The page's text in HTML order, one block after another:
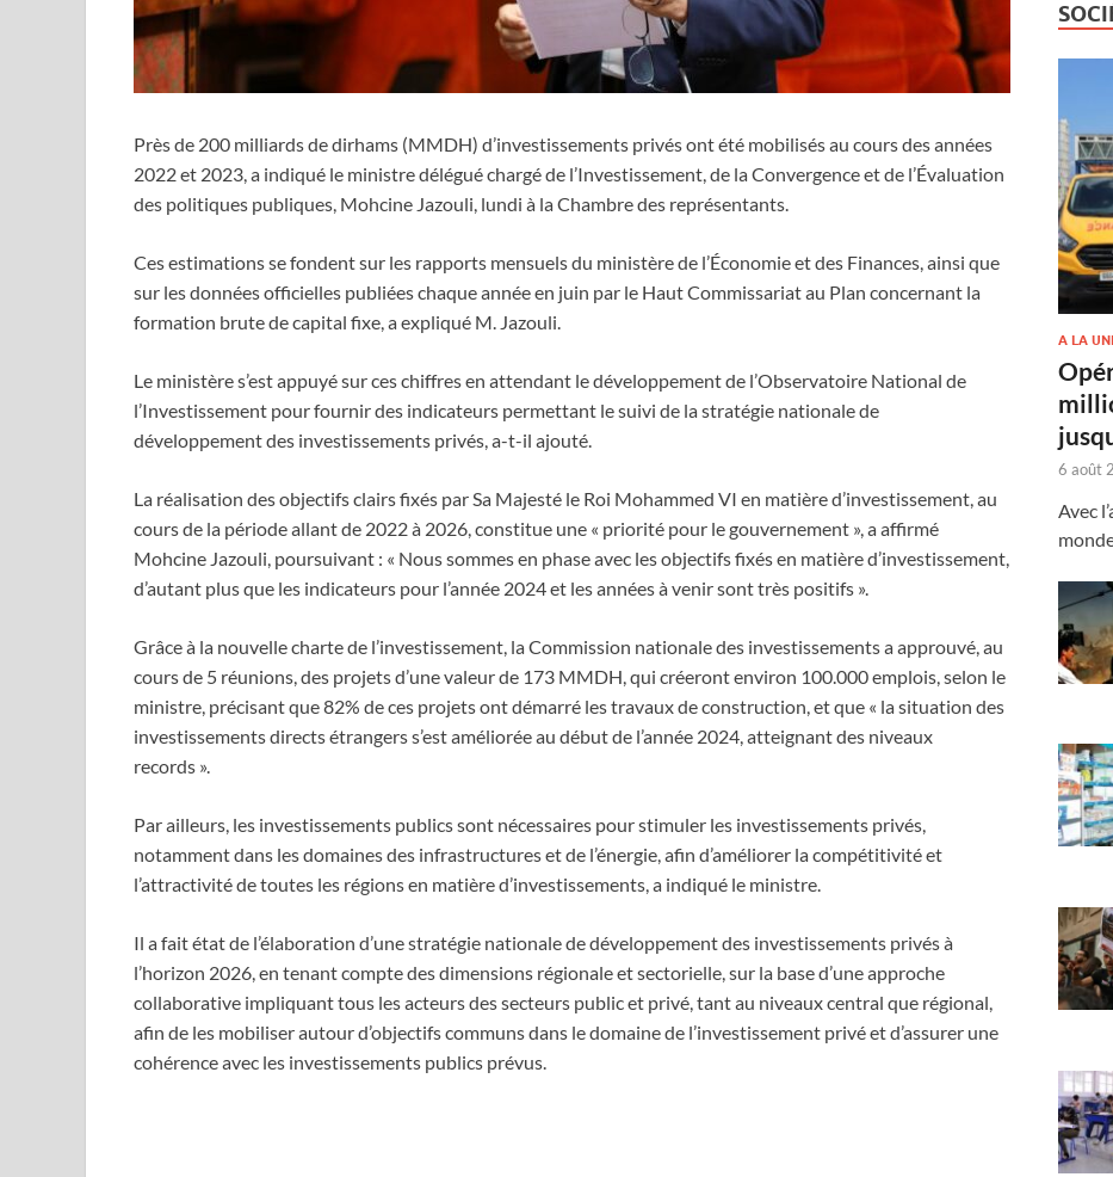
Près de 200 milliards de dirhams (MMDH) d’investissements privés ont été mobilisés au cours des années
2022 et 2023, a indiqué le ministre délégué chargé de l’Investissement, de la Convergence et de l’Évaluation
des politiques publiques, Mohcine Jazouli, lundi à la Chambre des représentants.
Ces estimations se fondent sur les rapports mensuels du ministère de l’Économie et des Finances, ainsi que
sur les données officielles publiées chaque année en juin par le Haut Commissariat au Plan concernant la
formation brute de capital fixe, a expliqué M. Jazouli.
Le ministère s’est appuyé sur ces chiffres en attendant le développement de l’Observatoire National de
l’Investissement pour fournir des indicateurs permettant le suivi de la stratégie nationale de
développement des investissements privés, a-t-il ajouté.
La réalisation des objectifs clairs fixés par Sa Majesté le Roi Mohammed VI en matière d’investissement, au
cours de la période allant de 2022 à 2026, constitue une « priorité pour le gouvernement », a affirmé
Mohcine Jazouli, poursuivant : « Nous sommes en phase avec les objectifs fixés en matière d’investissement,
d’autant plus que les indicateurs pour l’année 2024 et les années à venir sont très positifs ».
Grâce à la nouvelle charte de l’investissement, la Commission nationale des investissements a approuvé, au
cours de 5 réunions, des projets d’une valeur de 173 MMDH, qui créeront environ 100.000 emplois, selon le
ministre, précisant que 82% de ces projets ont démarré les travaux de construction, et que « la situation des
investissements directs étrangers s’est améliorée au début de l’année 2024, atteignant des niveaux
records ».
Par ailleurs, les investissements publics sont nécessaires pour stimuler les investissements privés,
notamment dans les domaines des infrastructures et de l’énergie, afin d’améliorer la compétitivité et
l’attractivité de toutes les régions en matière d’investissements, a indiqué le ministre.
Il a fait état de l’élaboration d’une stratégie nationale de développement des investissements privés à
l’horizon 2026, en tenant compte des dimensions régionale et sectorielle, sur la base d’une approche
collaborative impliquant tous les acteurs des secteurs public et privé, tant au niveaux central que régional,
afin de les mobiliser autour d’objectifs communs dans le domaine de l’investissement privé et d’assurer une
cohérence avec les investissements publics prévus.
A LA
6 août
Avec